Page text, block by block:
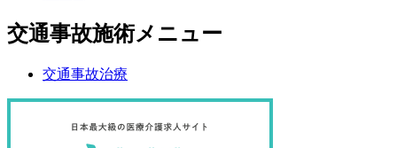
交通事故施術メニュー
交通事故治療